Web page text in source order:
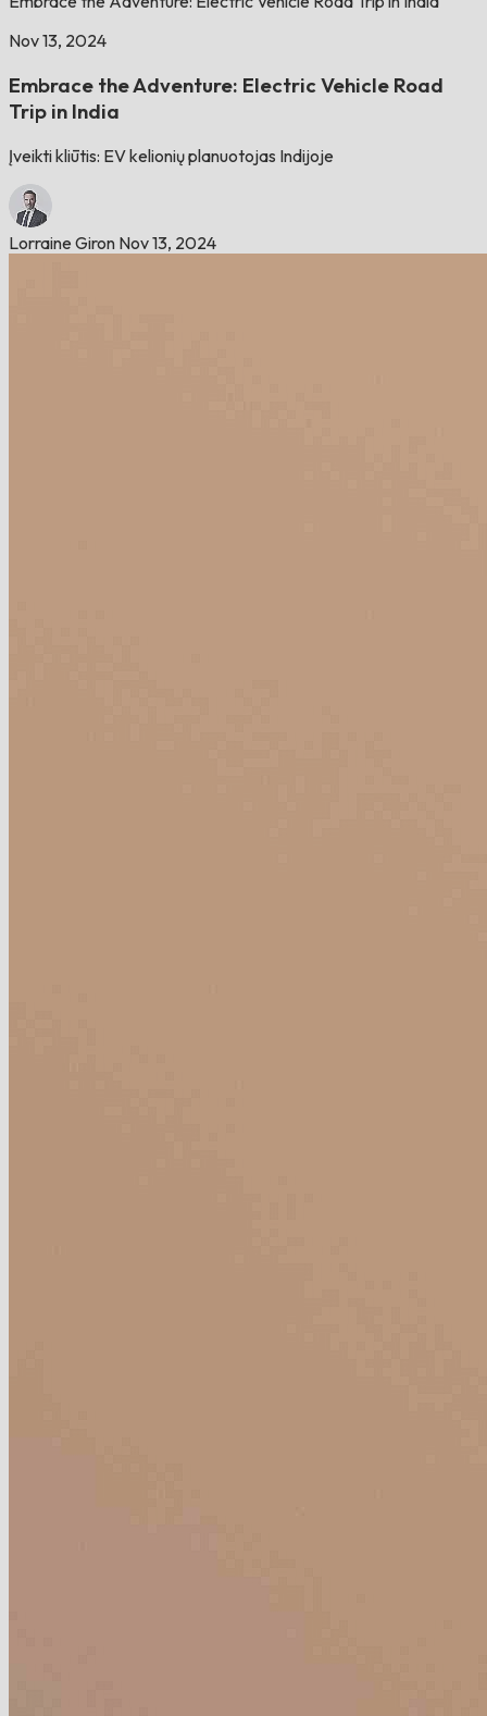
Nov 13, 2024
Embrace the Adventure: Electric Vehicle Road
Trip in India
Įveikti kliūtis: EV kelionių planuotojas Indijoje
Lorraine Giron Nov 13, 2024